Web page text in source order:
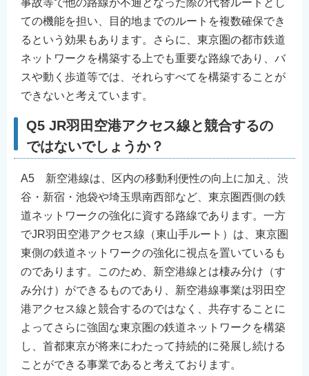
ての機能を担い、目的地までのルートを複数確保でき
るという効果もあります。さらに、東京圏の都市鉄道
ネットワークを構築する上でも重要な路線であり、バ
スや動く歩道等では、それらすべてを構築することが
できないと考えています。
Q5 JR羽田空港アクセス線と競合するの
ではないでしょうか？
A5 新空港線は、区内の移動利便性の向上に加え、渋
谷・新宿・池袋や埼玉県南西部など、東京圏西側の鉄
道ネットワークの強化に資する路線であります。一方
でJR羽田空港アクセス線（東山手ルート）は、東京圏
東側の鉄道ネットワークの強化に視点を置いているも
のであります。このため、新空港線とは棲み分け（す
み分け）ができるものであり、新空港線事業は羽田空
港アクセス線と競合するのではなく、共存することに
よってさらに強固な東京圏の鉄道ネットワークを構築
し、首都東京が将来にわたって持続的に発展し続ける
ことができる事業であると考えております。